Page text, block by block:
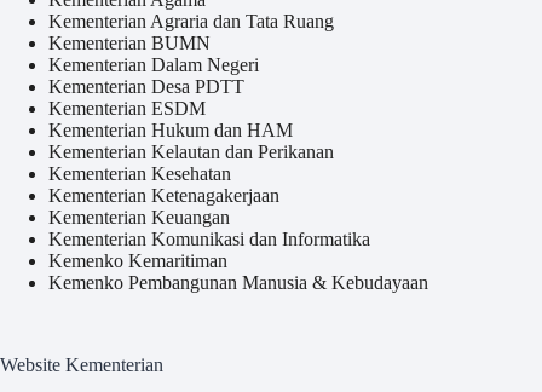
Kementerian Agraria dan Tata Ruang
Kementerian BUMN
Kementerian Dalam Negeri
Kementerian Desa PDTT
Kementerian ESDM
Kementerian Hukum dan HAM
Kementerian Kelautan dan Perikanan
Kementerian Kesehatan
Kementerian Ketenagakerjaan
Kementerian Keuangan
Kementerian Komunikasi dan Informatika
Kemenko Kemaritiman
Kemenko Pembangunan Manusia & Kebudayaan
Website Kementerian